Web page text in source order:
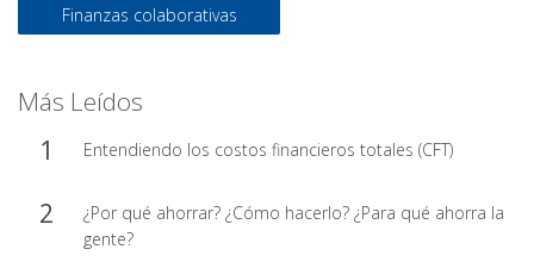
Finanzas colaborativas
Más Leídos
Entendiendo los costos financieros totales (CFT)
¿Por qué ahorrar? ¿Cómo hacerlo? ¿Para qué ahorra la
gente?